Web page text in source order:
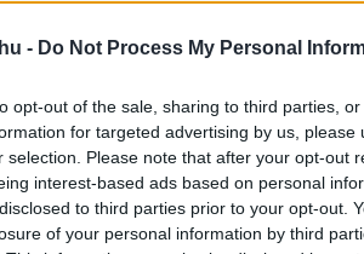
- Do Not Process My Personal
opt-out of the sale, sharing to third parties,
for targeted advertising by us,
selection. Please note that after your opt-out
interest-based ads based on personal
to third parties prior to your opt-out.
of your personal information by third
június 8-án, míg idehaza egy
(Az éhezők viadala, Pleasantville)
Anne Hathaway, Mindy Kaling,
#anne hathaway #elena bonham